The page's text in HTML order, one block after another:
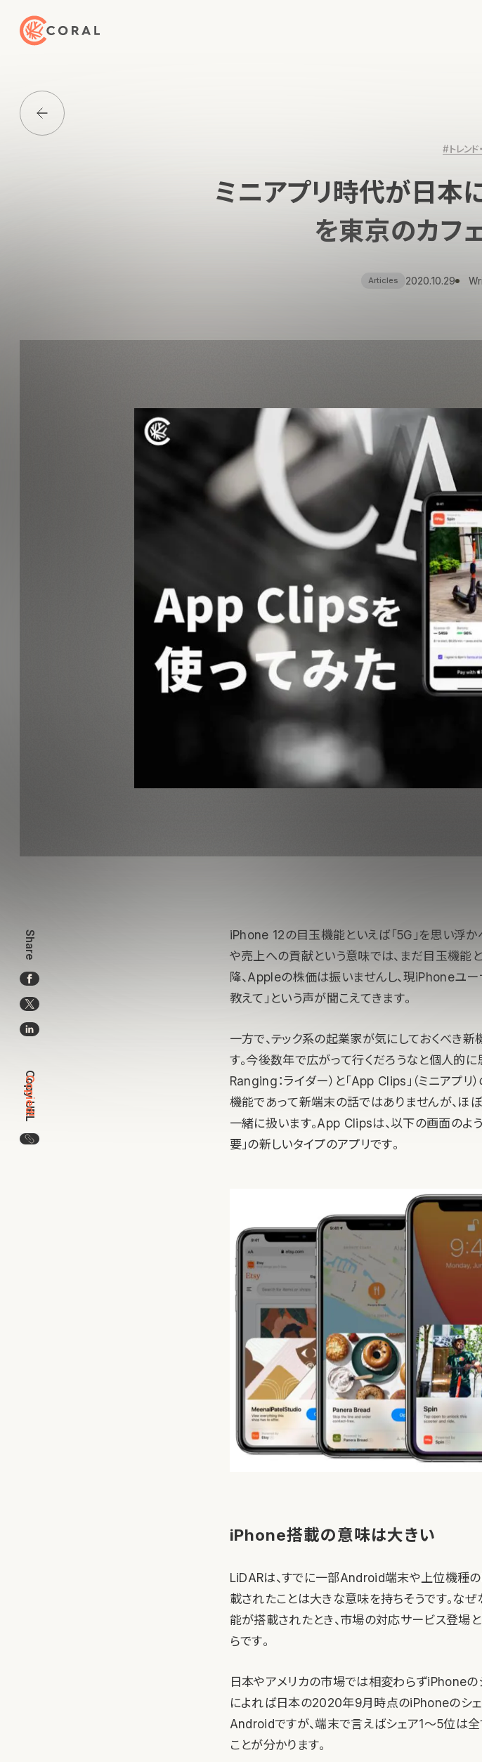
トップページへ戻る
Media一覧に戻る
#トレンド
ミニアプリ時代が日本
を東京のカフ
Articles 2020.10.29
Share
Copy URL
Copied!
この記事のURLをコピー
iPhone 12の目玉機能といえば「5G」を思い浮
や売上への貢献という意味では、まだ目玉機能
降、Appleの株価は振いませんし、現iPhoneユ
教えて」という声が聞こえてきます。
一方で、テック系の起業家が気にしておくべき新
す。今後数年で広がって行くだろうなと個人的
Ranging：ライダー）と「App Clips」（ミニアプ
機能であって新端末の話ではありませんが、ほ
一緒に扱います。App Clipsは、以下の画面のよ
要」の新しいタイプのアプリです。
iPhone搭載の意味は大きい
LiDARは、すでに一部Android端末や上位機種
載されたことは大きな意味を持ちそうです。な
能が搭載されたとき、市場の対応サービス登場
らです。
日本やアメリカの市場では相変わらずiPhoneの
によれば日本の2020年9月時点のiPhoneのシ
Androidですが、端末で言えばシェア1〜5位は
ことが分かります。